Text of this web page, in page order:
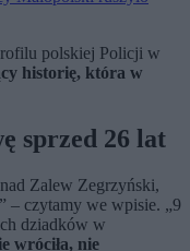
polskiej Policji w
historię, która w
sprzed 26 lat
Zalew Zegrzyński,
– czytamy we wpisie. „9
dziadków w
wróciła, nie